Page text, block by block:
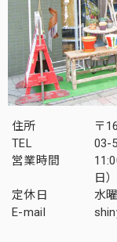
住所
〒
TEL
03-
営業時間
日）
定休日
水
E-mail